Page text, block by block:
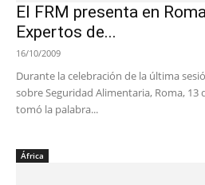
El FRM presenta en
Expertos de...
16/10/2009
Durante la celebración de la última
sobre Seguridad Alimentaria, Roma, 13
tomó la palabra...
África